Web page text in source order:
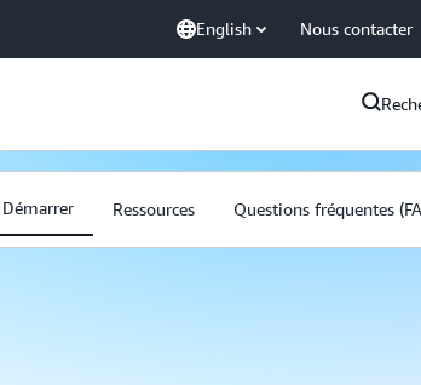
English Nous contacter
Démarrer Ressources Questions fréquentes